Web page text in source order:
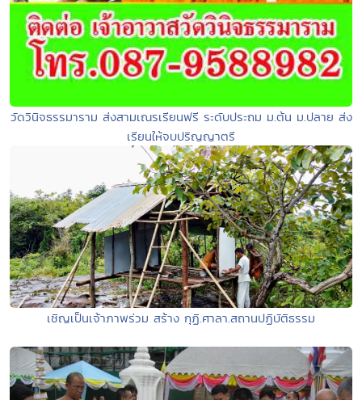
วัดวินิจธรรมาราม ส่งสามเณรเรียนฟรี ระดับประถม ม.ต้น ม.ปลาย ส่ง
เรียนให้จบปริญญาตรี
เชิญเป็นเจ้าภาพร่วม สร้าง กุฏิ.ศาลา.สถานปฏิบัติธรรม